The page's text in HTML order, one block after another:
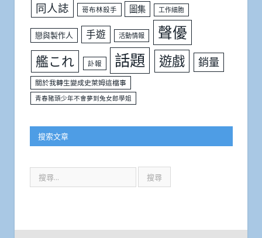
同人誌 哥布林殺手 圖集 工作細胞
戀與製作人 手遊 活動情報 聲優
艦これ 訃報 話題 遊戲 銷量
關於我轉生變成史萊姆這檔事
青春豬頭少年不會夢到兔女郎學姐
搜索文章